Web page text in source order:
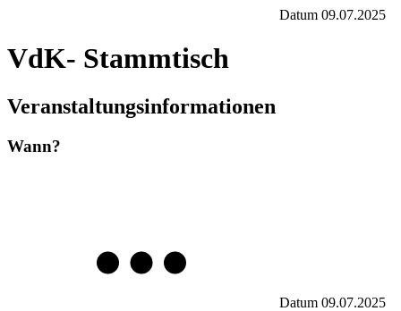
Datum 09.07.2025
VdK- Stammtisch
Veranstaltungsinformationen
Wann?
Datum 09.07.2025